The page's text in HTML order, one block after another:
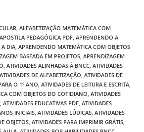
, ALFABETIZAÇÃO MATEMÁTICA COM
APOSTILA PEDAGÓGICA PDF, APRENDENDO A
A DIA, APRENDENDO MATEMÁTICA COM OBJETOS
BASEADA EM PROJETOS, APRENDIZAGEM
, ATIVIDADES ALINHADAS À BNCC, ATIVIDADES
ATIVIDADES DE ALFABETIZAÇÃO, ATIVIDADES DE
O 1º ANO, ATIVIDADES DE LEITURA E ESCRITA,
COM OBJETOS DO COTIDIANO, ATIVIDADES
, ATIVIDADES EDUCATIVAS PDF, ATIVIDADES
INICIAIS, ATIVIDADES LÚDICAS, ATIVIDADES
OBJETOS, ATIVIDADES PARA IMPRIMIR GRÁTIS,